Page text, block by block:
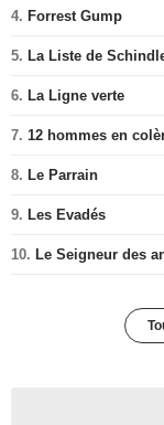
4. Forrest Gump
5. La Liste de
6. La Ligne verte
7. 12 hommes en
8. Le Parrain
9. Les Evadés
10. Le Seigneur des